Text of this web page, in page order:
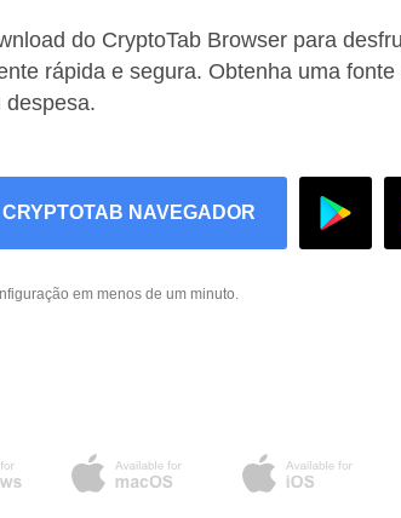
do CryptoTab Browser para
rápida e segura. Obtenha uma
despesa.
NAVEGADOR
em menos de um minuto.